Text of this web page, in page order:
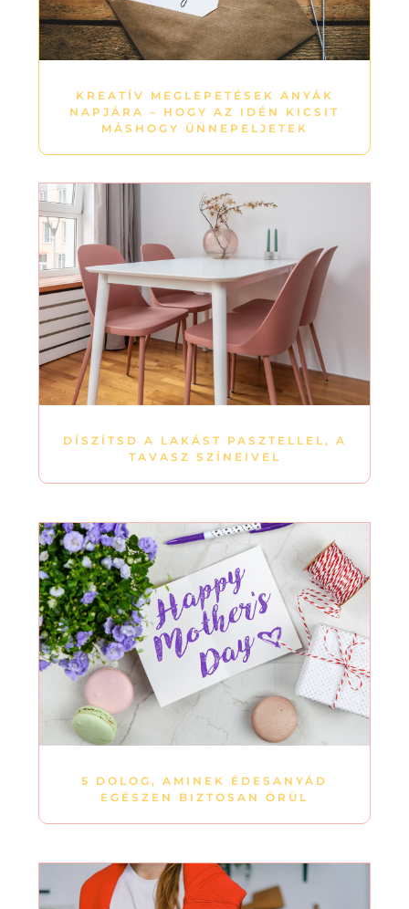
KREATÍV MEGLEPETÉSEK ANYÁK
NAPJÁRA – HOGY AZ IDÉN KICSIT
MÁSHOGY ÜNNEPELJETEK
DÍSZÍTSD A LAKÁST PASZTELLEL, A
TAVASZ SZÍNEIVEL
5 DOLOG, AMINEK ÉDESANYÁD
EGÉSZEN BIZTOSAN ÖRÜL